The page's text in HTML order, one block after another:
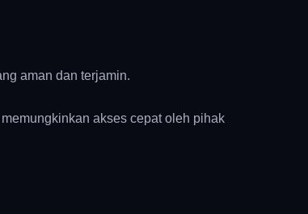
aman dan terjamin.
akses cepat oleh pihak